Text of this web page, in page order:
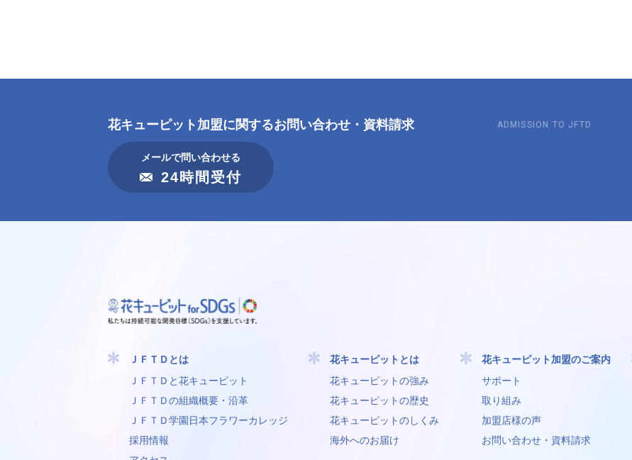
花キューピット加盟に関するお問い合わせ ・ 資料請求 ADMISSION TO JFTD
メールで問い合わせる
24時間受付
ＪＦＴＤとは
ＪＦＴＤと花キューピット
ＪＦＴＤの組織概要・沿革
ＪＦＴＤ学園⽇本フラワーカレッジ
採用情報
花キューピットとは
花キューピットの強み
花キューピットの歴史
花キューピットのしくみ
海外へのお届け
花キューピット加盟のご案内
サポート
取り組み
加盟店様の声
お問い合わせ・資料請求